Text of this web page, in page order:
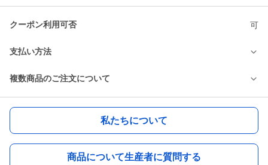
クーポン利用可否 可
支払い方法
複数商品のご注文について
私たちについて
商品について生産者に質問する